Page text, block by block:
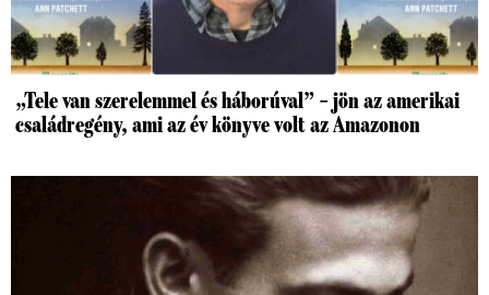
„Tele van szerelemmel és háborúval” – jön az amerikai
családregény, ami az év könyve volt az Amazonon